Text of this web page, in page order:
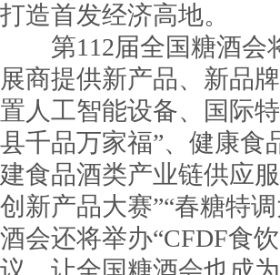
打造首发经济高地。
第112届全国糖酒会
展商提供新产品、新品
置人工智能设备、国际
县千品万家福”、健康食
建食品酒类产业链供应
创新产品大赛”“春糖特
酒会还将举办“CFDF食